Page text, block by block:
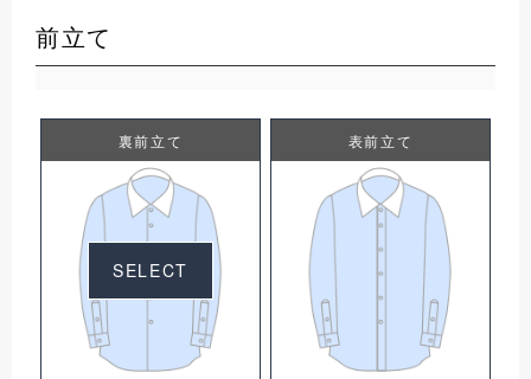
前立て
裏前立て
SELECT
表前立て